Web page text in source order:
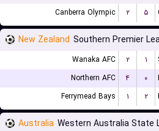
Canberra Olympic ۲ ۵
New Zealand Southern Premier
Wanaka AFC ۲ ۱
Northern AFC
۴ ۰
Ferrymead Bays
۱ ۲
Australia Western Australia State